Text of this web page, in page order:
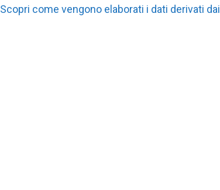
Scopri come vengono elaborati i dati derivati dai